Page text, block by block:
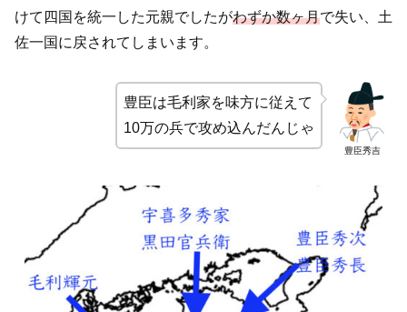
けて四国を統一した元親でしたがわずか数ヶ月で失い、土
佐一国に戻されてしまいます。
豊臣秀吉
豊臣は毛利家を味方に従えて
10万の兵で攻め込んだんじゃ